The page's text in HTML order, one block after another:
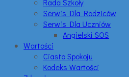
Rada Szkoły
Serwis Dla Rodziców
Serwis Dla Uczniów
Angielski SOS
Wartości
Ciasto Spokoju
Kodeks Wartości